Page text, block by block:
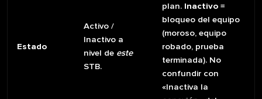
Estado
Activo /
Inactivo a
nivel de este
STB.
plan. Inactivo =
bloqueo del equipo
(moroso, equipo
robado, prueba
terminada). No
confundir con
«Inactiva la